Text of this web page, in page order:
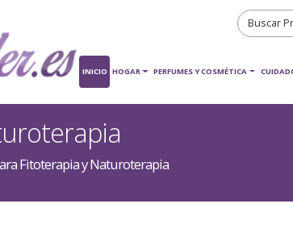
INICIO HOGAR PERFUMES Y COSMÉTICA
Fitoterapia y Naturoterapia